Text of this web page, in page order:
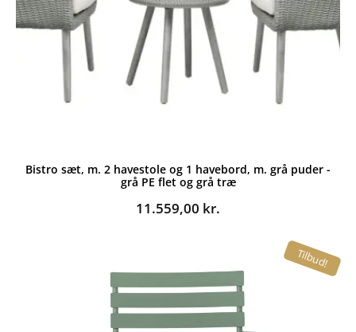
Bistro sæt, m. 2 havestole og 1 havebord, m. grå puder -
grå PE flet og grå træ
11.559,00 kr.
Tilbud!